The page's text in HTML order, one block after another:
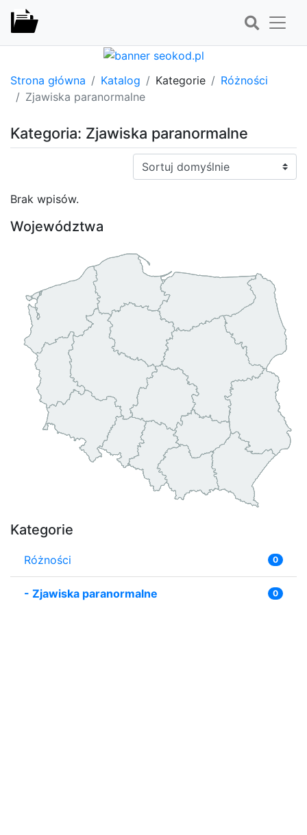
Strona główna Katalog Kategorie
Różności
Zjawiska paranormalne
Kategoria: Zjawiska paranormalne
Sortuj:
Brak wpisów.
Województwa
Kategorie
Różności 0
- Zjawiska paranormalne 0